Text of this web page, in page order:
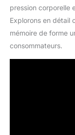
pression corporelle
Explorons en détail
mémoire de forme
consommateurs.